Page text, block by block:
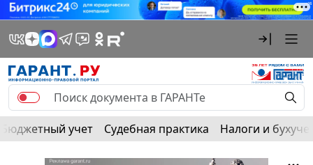
Бюджетный учет Судебная практика Налоги и